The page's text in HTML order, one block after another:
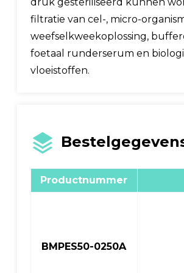
filtratie van cel-, micro-
weefselkweekoplossing,
foetaal runderserum en
vloeistoffen.
Productnummer
BMPES50-0250A